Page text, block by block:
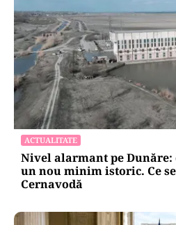
ACTUALITATE
Nivel alarmant pe
un nou minim istoric. Ce
Cernavodă